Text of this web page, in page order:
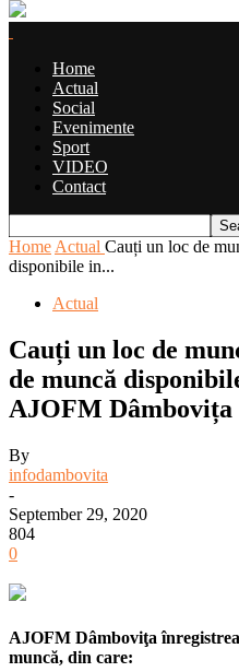
Home
Actual
Social
Evenimente
Sport
VIDEO
Contact
Home Actual Cauți un loc de
disponibile in...
Actual
Cauți un loc de
de muncă
AJOFM Dâmbovița
By
infodambovita
-
September 29, 2020
804
0
AJOFM Dâmboviţa
muncă, din care: